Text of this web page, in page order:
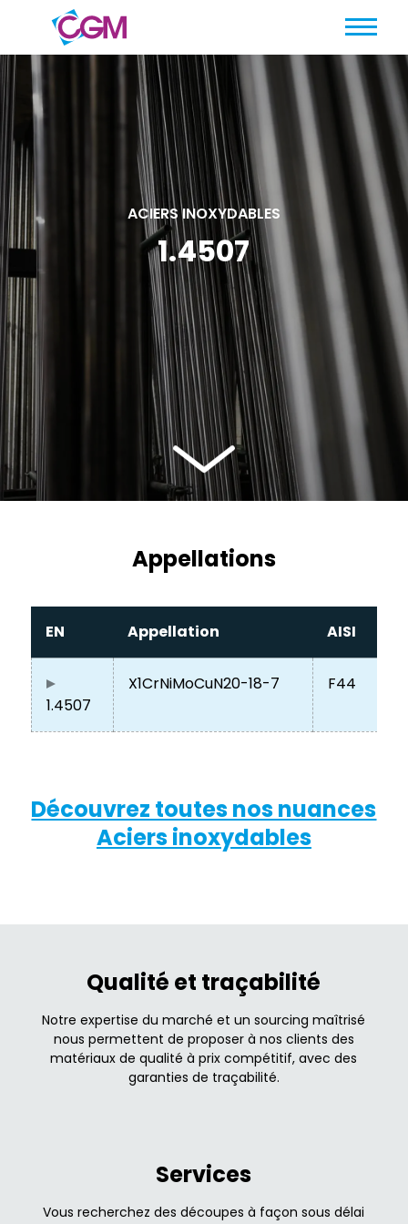
Appellations
EN Appellation AISI
1.4507
X1CrNiMoCuN20-18-7 F44
Découvrez toutes nos nuances
Aciers inoxydables
Qualité et traçabilité
Notre expertise du marché et un sourcing maîtrisé
nous permettent de proposer à nos clients des
matériaux de qualité à prix compétitif, avec des
garanties de traçabilité.
Services
Vous recherchez des découpes à façon sous délai